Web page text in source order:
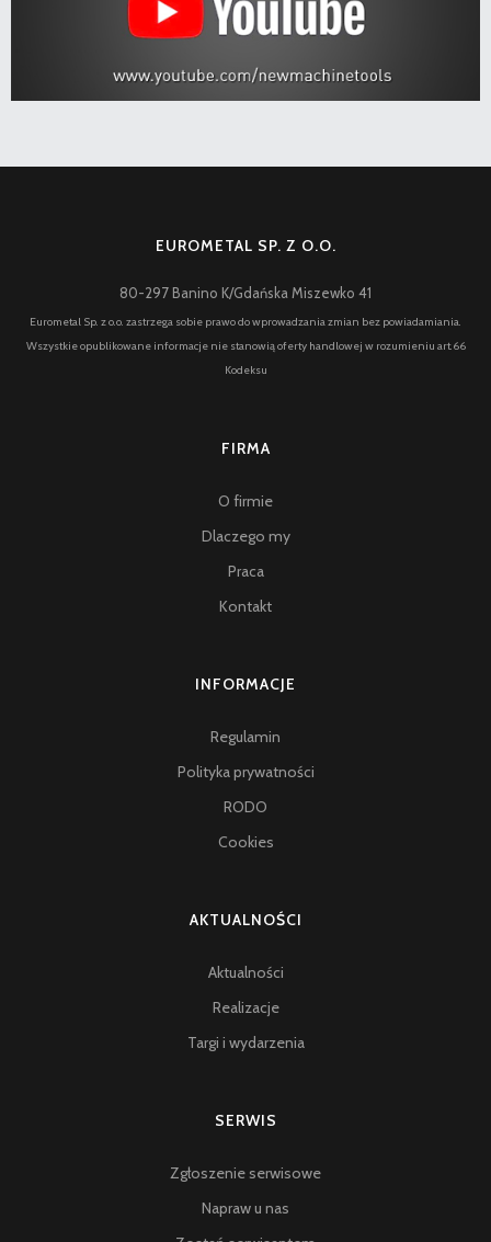
EUROMETAL SP. Z O.O.
80-297 Banino K/Gdańska Miszewko 41
Eurometal Sp. z o.o. zastrzega sobie prawo do wprowadzania zmian bez powiadamiania.
Wszystkie opublikowane informacje nie stanowią oferty handlowej w rozumieniu art.66
Kodeksu
FIRMA
O firmie
Dlaczego my
Praca
Kontakt
INFORMACJE
Regulamin
Polityka prywatności
RODO
Cookies
AKTUALNOŚCI
Aktualności
Realizacje
Targi i wydarzenia
SERWIS
Zgłoszenie serwisowe
Napraw u nas